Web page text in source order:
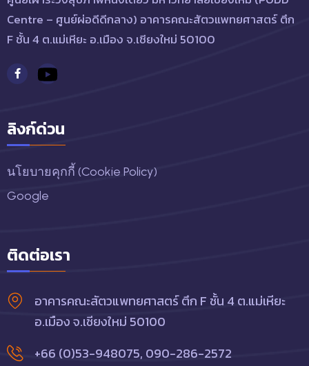
Centre – ศูนย์ผ่อดีดีกลาง) อาคารคณะสัตวแพทยศาสตร์ ตึก
F ชั้น 4 ต.แม่เหียะ อ.เมือง จ.เชียงใหม่ 50100
ลิงก์ด่วน
นโยบายคุกกี้ (Cookie Policy)
Google
ติดต่อเรา
อาคารคณะสัตวแพทยศาสตร์ ตึก F ชั้น 4 ต.แม่เหียะ
อ.เมือง จ.เชียงใหม่ 50100
+66 (0)53-948075, 090-286-2572